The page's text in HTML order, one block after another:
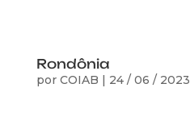
Rondônia
por COIAB 24 / 06 / 2023